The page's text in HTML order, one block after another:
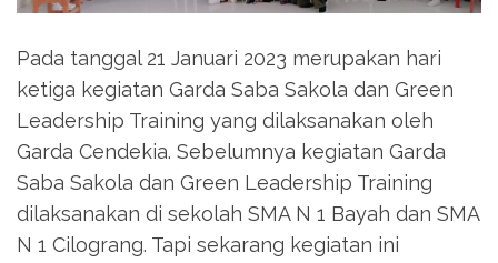
Pada tanggal 21 Januari 2023 merupakan hari
ketiga kegiatan Garda Saba Sakola dan Green
Leadership Training yang dilaksanakan oleh
Garda Cendekia. Sebelumnya kegiatan Garda
Saba Sakola dan Green Leadership Training
dilaksanakan di sekolah SMA N 1 Bayah dan SMA
N 1 Cilograng. Tapi sekarang kegiatan ini